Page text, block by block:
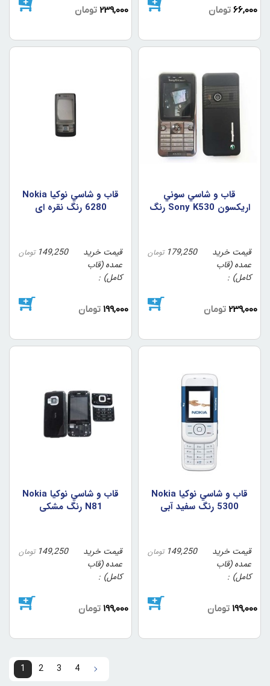
66,000 تومان 239,000 تومان
قاب و شاسي سوني
اريکسون Sony K530 رنگ
قیمت خرید
عمده (قاب
کامل)
179,250 تومان
239,000 تومان
قاب و شاسي نوکيا Nokia
6280 رنگ نقره اي
قیمت خرید
عمده (قاب
کامل)
149,250 تومان
199,000 تومان
قاب و شاسي نوکيا Nokia
5300 رنگ سفيد آبي
قیمت خرید
عمده (قاب
کامل)
149,250 تومان
199,000 تومان
قاب و شاسي نوکيا Nokia
N81 رنگ مشکي
قیمت خرید
عمده (قاب
کامل)
149,250 تومان
199,000 تومان
1 2 3
4